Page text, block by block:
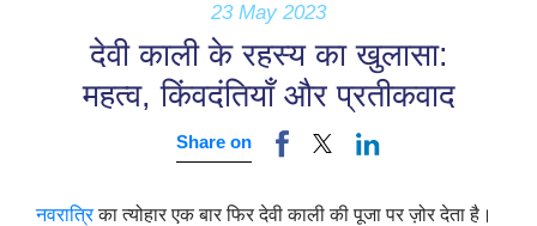
23 May 2023
देवी काली के रहस्य का खुलासा:
महत्व, किंवदंतियाँ और प्रतीकवाद
Share on
नवरात्रिका त्योहार एक बार फिर देवी काली की पूजा पर ज़ोर देता है।